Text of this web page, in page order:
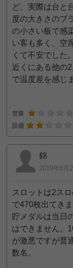
ど、実際は台と
度の大きさのプ
の小さい板で感
い客も多く、空
くて不安でした。
近くにある他の
で温度差を感じ
営業
設備
錦
2019年8月
スロットは2ス
で470枚出てき
貯メダルは当日
はできません。
が激悪ですが普
数名。